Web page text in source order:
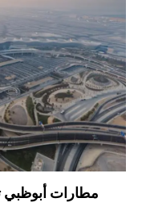
مطارات أبوظبي